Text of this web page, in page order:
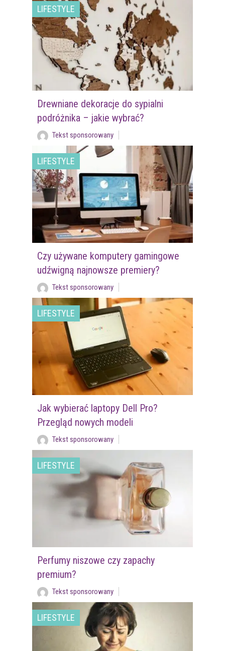
LIFESTYLE
Drewniane dekoracje do sypialni
podróżnika – jakie wybrać?
Tekst sponsorowany
LIFESTYLE
Czy używane komputery gamingowe
udźwigną najnowsze premiery?
Tekst sponsorowany
LIFESTYLE
Jak wybierać laptopy Dell Pro?
Przegląd nowych modeli
Tekst sponsorowany
LIFESTYLE
Perfumy niszowe czy zapachy
premium?
Tekst sponsorowany
LIFESTYLE